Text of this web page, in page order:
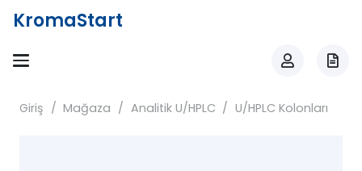
KromaStart
Giriş / Mağaza / Analitik U/HPLC / U/HPLC Kolonları